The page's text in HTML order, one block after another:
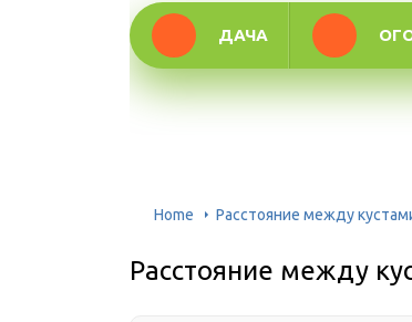
ДАЧА
Home Расстояние между
Расстояние между